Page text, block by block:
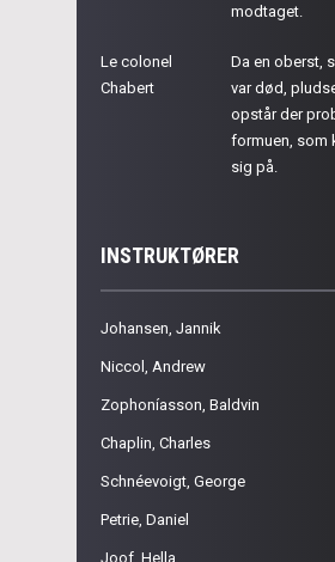
modtaget.
Le colonel
Chabert
Da en oberst,
var død,
opstår der
formuen, som
sig på.
INSTRUKTØRER
Johansen, Jannik
Niccol, Andrew
Zophoníasson, Baldvin
Chaplin, Charles
Schnéevoigt, George
Petrie, Daniel
Joof, Hella